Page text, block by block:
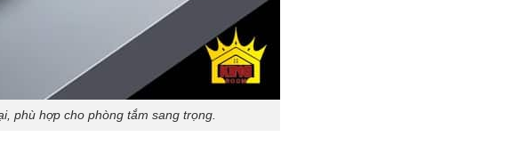
phù hợp cho phòng tắm sang trọng.